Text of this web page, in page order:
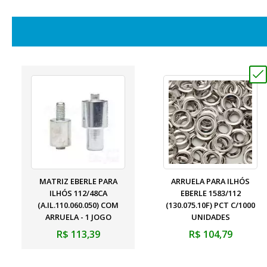
MATRIZ EBERLE PARA
ILHÓS 112/48CA
(A.IL.110.060.050) COM
ARRUELA - 1 JOGO
R$ 113,39
ARRUELA PARA ILHÓS
EBERLE 1583/112
(130.075.10F) PCT C/1000
UNIDADES
R$ 104,79